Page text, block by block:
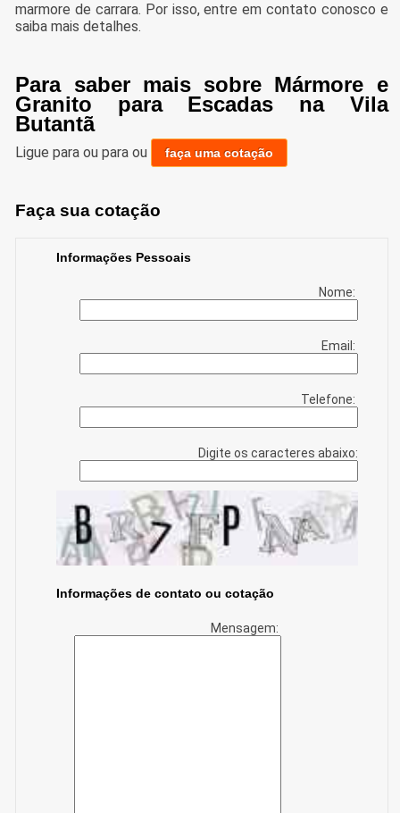
marmore de carrara. Por isso, entre em contato conosco e
saiba mais detalhes.
Para saber mais sobre Mármore e
Granito para Escadas na Vila
Butantã
Ligue paraou paraou faça uma cotação
Faça sua cotação
Informações Pessoais
Nome:
Email:
Telefone:
Digite os caracteres abaixo:
Informações de contato ou cotação
Mensagem: